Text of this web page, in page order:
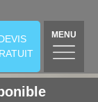
MENU